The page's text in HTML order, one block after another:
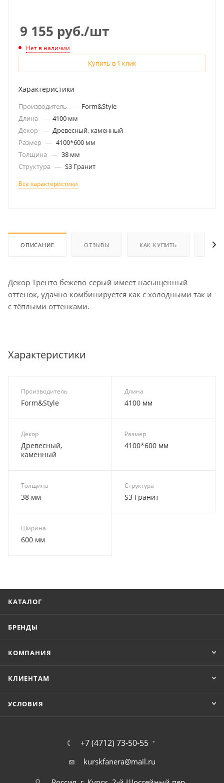
9 155 руб./шт
Нет в наличии
Купить в 1 клик
Характеристики
Производитель — Form&Style
Длина — 4100 мм
Декор — Древесный, каменный
Размер — 4100*600 мм
Толщина — 38 мм
Структура — S3 Гранит
Все характеристики
ОПИСАНИЕ ОТЗЫВЫ КАК КУПИТЬ
Декор Тренто бежево-серый имеет насыщенный
оттенок, удачно комбинируется как с холодными так и
с тёплыми оттенками.
Характеристики
Производитель
Form&Style
Длина
4100 мм
Декор
Древесный,
каменный
Размер
4100*600 мм
Толщина
38 мм
Структура
S3 Гранит
Ширина
600 мм
КАТАЛОГ
БРЕНДЫ
КОМПАНИЯ
КЛИЕНТАМ
УСЛОВИЯ
+7 (4712) 73-50-55
kurskfanera@mail.ru